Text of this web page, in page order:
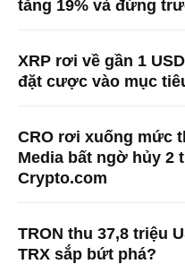
tăng 19% và đứng
XRP rơi về gần 1
đặt cược vào mục
CRO rơi xuống mức
Media bất ngờ hủy
Crypto.com
TRON thu 37,8 triệu
TRX sắp bứt phá?